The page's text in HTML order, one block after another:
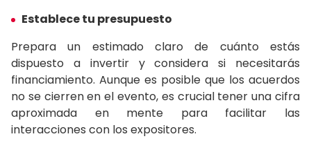
Establece tu presupuesto
Prepara un estimado claro de cuánto estás
dispuesto a invertir y considera si necesitarás
financiamiento. Aunque es posible que los acuerdos
no se cierren en el evento, es crucial tener una cifra
aproximada en mente para facilitar las
interacciones con los expositores.